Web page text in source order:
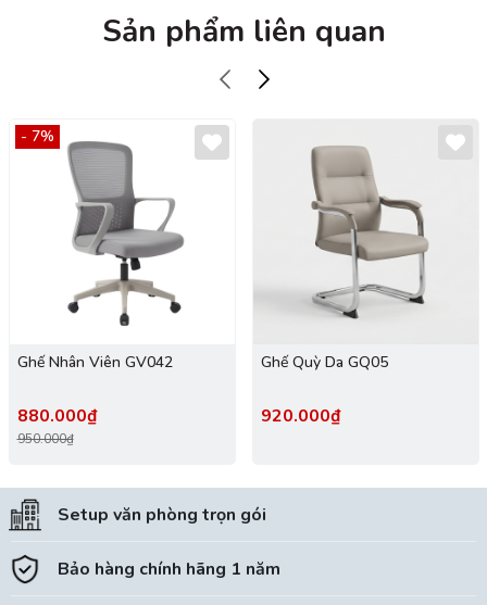
Sản phẩm liên quan
- 7%
Ghế Nhân Viên GV042
880.000₫
950.000₫
Ghế Quỳ Da GQ05
920.000₫
Setup văn phòng trọn gói
Bảo hàng chính hãng 1 năm